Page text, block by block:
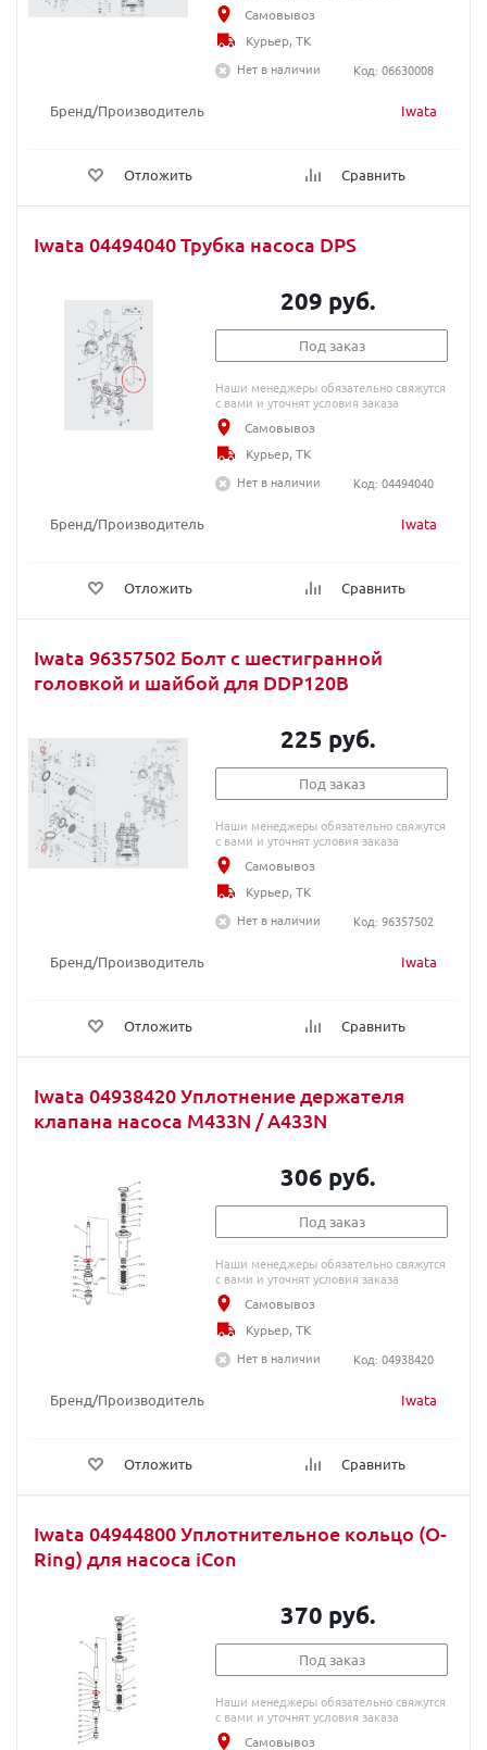
Бренд/Производитель Iwata
Отложить Сравнить
Самовывоз
Курьер, ТК
Нет в наличии
Код: 06630008
Iwata 04494040 Трубка насоса DPS
Бренд/Производитель Iwata
Отложить Сравнить
209 руб.
Под заказ
Наши менеджеры обязательно свяжутся
с вами и уточнят условия заказа
Самовывоз
Курьер, ТК
Нет в наличии
Код: 04494040
Iwata 96357502 Болт с шестигранной
головкой и шайбой для DDP120B
Бренд/Производитель Iwata
Отложить Сравнить
225 руб.
Под заказ
Наши менеджеры обязательно свяжутся
с вами и уточнят условия заказа
Самовывоз
Курьер, ТК
Нет в наличии
Код: 96357502
Iwata 04938420 Уплотнение держателя
клапана насоса M433N / A433N
Бренд/Производитель Iwata
Отложить Сравнить
306 руб.
Под заказ
Наши менеджеры обязательно свяжутся
с вами и уточнят условия заказа
Самовывоз
Курьер, ТК
Нет в наличии
Код: 04938420
Iwata 04944800 Уплотнительное кольцо (O-
Ring) для насоса iCon
370 руб.
Под заказ
Наши менеджеры обязательно свяжутся
с вами и уточнят условия заказа
Самовывоз